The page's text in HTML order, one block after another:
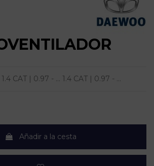
CAT | 0.97 - ... 1.4 CAT | 0.97 - ...
Añadir a la cesta